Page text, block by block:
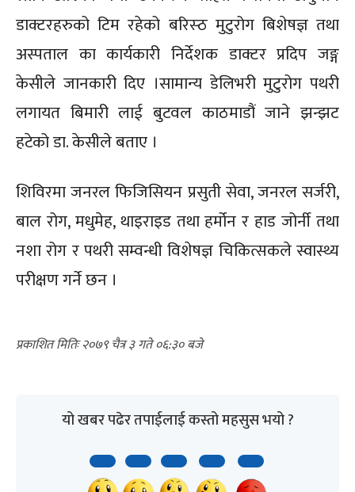
डाक्टरहरुको टिम रहेको बरिस्ठ मुटुरोग बिशेषज्ञ तथा
अस्पताल का कार्यकारी निर्देशक डाक्टर प्रदिप जङ्ग
केसीले जानकारी दिए ।सामान्य डेलिभरी मुटुरोग पथरी
लगायत बिमारी लाई बुटवल काठमाडौं जाने झन्झट
हटेको डा. केसीले बताए ।
शिविरमा जनरल फिजिसियन प्रसुती सेवा, जनरल सर्जरी,
बाल रोग, मधुमेह, थाइराइड तथा हर्मोन र हाड जोर्नी तथा
नशा रोग र पथरी सम्वन्धी विशेषज्ञ चिकित्सकले स्वास्थ्य
परीक्षण गर्ने छन ।
२०७९ चैत्र ३ गते ०६:३०
यो खबर पढेर तपाईलाई कस्तो महसुस भयो ?